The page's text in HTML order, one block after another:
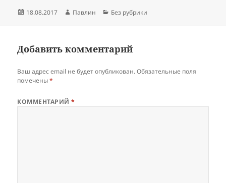
Опубликовано
18.08.2017 Автор
Павлин Рубрики
Без рубрики
Добавить комментарий
Ваш адрес email не будет опубликован. Обязательные поля
помечены*
КОММЕНТАРИЙ*